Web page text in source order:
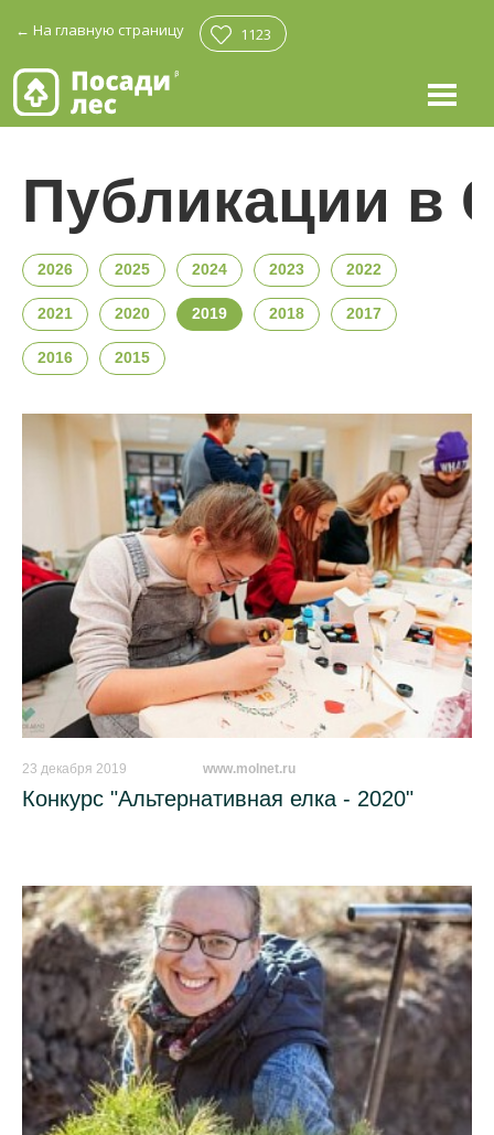
← На главную страницу 1123
Публикации в
2026 2025 2024 2023 2022
2021 2020 2019 2018 2017
2016 2015
23 декабря 2019 www.molnet.ru
Конкурс "Альтернативная елка - 2020"